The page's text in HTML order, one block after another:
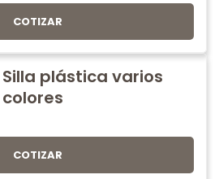
COTIZAR
Silla plástica varios
colores
COTIZAR